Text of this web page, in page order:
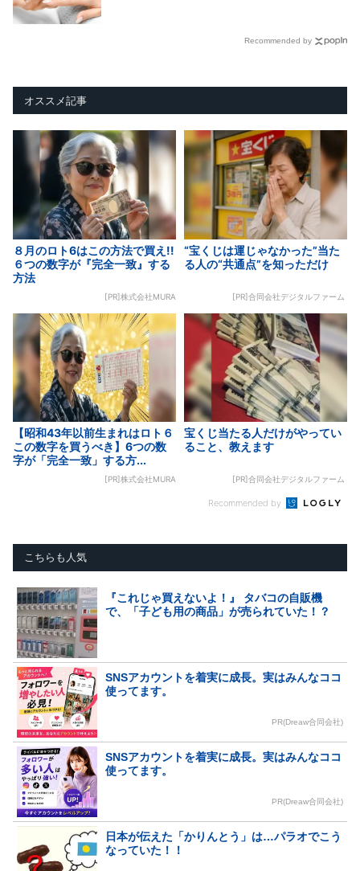
Recommended by
オススメ記事
８月のロト6はこの方法で買え!!
６つの数字が『完全一致』する
方法
[PR]株式会社MURA
“宝くじは運じゃなかった”当た
る人の“共通点”を知っただけ
[PR]合同会社デジタルファーム
【昭和43年以前生まれはロト６
この数字を買うべき】6つの数
字が「完全一致」する方...
[PR]株式会社MURA
宝くじ当たる人だけがやってい
ること、教えます
[PR]合同会社デジタルファーム
Recommended by
こちらも人気
『これじゃ買えないよ！』 タバコの自販機
で、「子ども用の商品」が売られていた！？
SNSアカウントを着実に成長。実はみんなココ
使ってます。
PR(Dreaw合同会社)
SNSアカウントを着実に成長。実はみんなココ
使ってます。
PR(Dreaw合同会社)
日本が伝えた「かりんとう」は…パラオでこう
なっていた！！